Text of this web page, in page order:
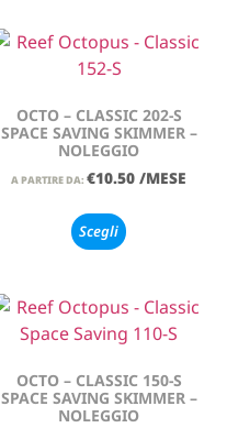
OCTO – CLASSIC 202-S
SPACE SAVING SKIMMER –
NOLEGGIO
A PARTIRE DA: €10.50 /MESE
Scegli
OCTO – CLASSIC 150-S
SPACE SAVING SKIMMER –
NOLEGGIO